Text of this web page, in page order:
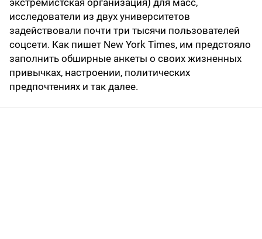
экстремистская организация) для масс,
исследователи из двух университетов
задействовали почти три тысячи пользователей
соцсети. Как пишет New York Times, им предстояло
заполнить обширные анкеты о своих жизненных
привычках, настроении, политических
предпочтениях и так далее.